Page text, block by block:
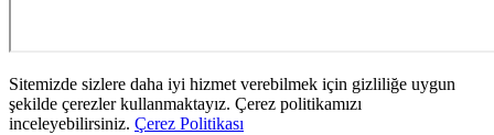
Sitemizde sizlere daha iyi hizmet verebilmek için gizliliğe uygun
şekilde çerezler kullanmaktayız. Çerez politikamızı
inceleyebilirsiniz. Çerez Politikası